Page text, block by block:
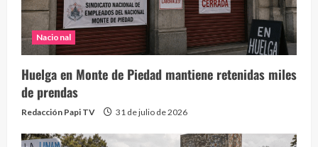
Nacional
Huelga en Monte de Piedad mantiene retenidas miles
de prendas
Redacción Papi TV 31 de julio de 2026